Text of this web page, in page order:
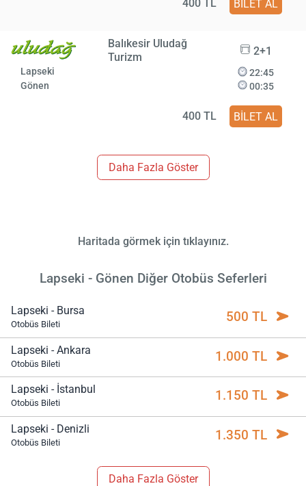
400 TL BİLET AL
Balıkesir Uludağ
Turizm
2+1
Lapseki
Gönen
22:45
00:35
400 TL BİLET AL
Daha Fazla Göster
Haritada görmek için tıklayınız.
Lapseki - Gönen Diğer Otobüs Seferleri
Lapseki - Bursa
Otobüs Bileti 500 TL
Lapseki - Ankara
Otobüs Bileti 1.000 TL
Lapseki - İstanbul
Otobüs Bileti 1.150 TL
Lapseki - Denizli
Otobüs Bileti 1.350 TL
Daha Fazla Göster